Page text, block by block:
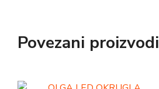
Povezani proizvodi